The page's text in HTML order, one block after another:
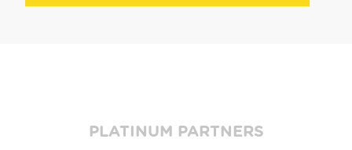
PLATINUM PARTNERS